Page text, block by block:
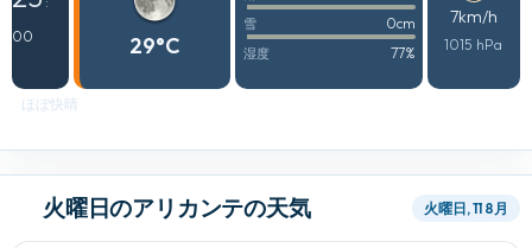
00
29°C
雪 0cm
湿度 77%
7km/h
1015 hPa
ほぼ快晴
火曜日のアリカンテの天気 火曜日, 11 8月